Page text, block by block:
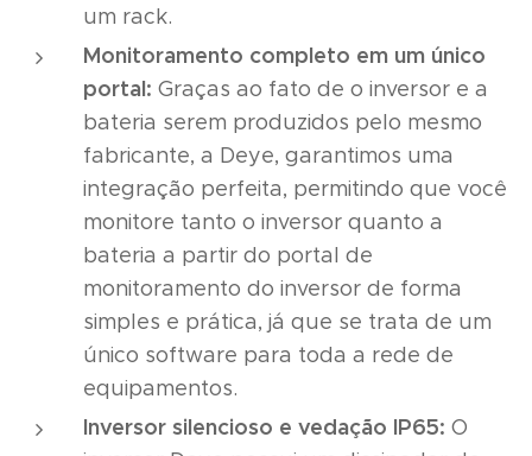
um rack.
Monitoramento completo em um único
portal: Graças ao fato de o inversor e a
bateria serem produzidos pelo mesmo
fabricante, a Deye, garantimos uma
integração perfeita, permitindo que você
monitore tanto o inversor quanto a
bateria a partir do portal de
monitoramento do inversor de forma
simples e prática, já que se trata de um
único software para toda a rede de
equipamentos.
Inversor silencioso e vedação IP65: O